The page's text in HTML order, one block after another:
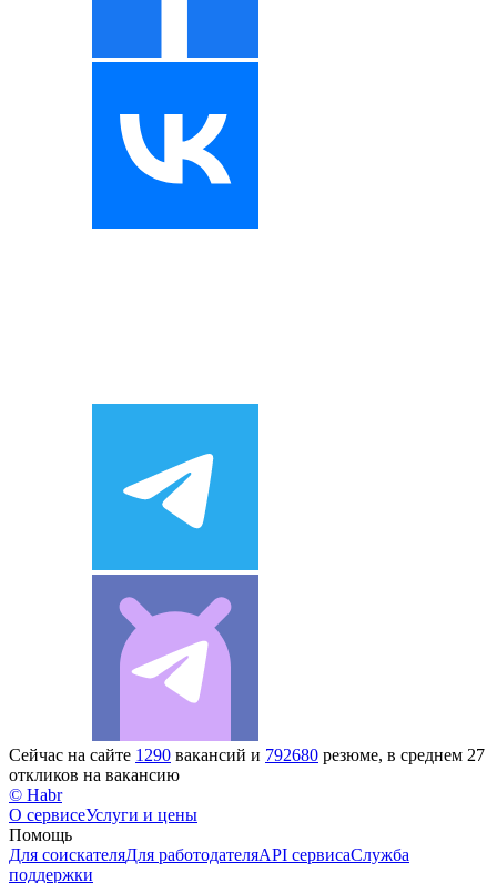
Сейчас на сайте 1290 вакансий и 792680 резюме, в среднем 27
откликов на вакансию
© Habr
О сервисеУслуги и цены
Помощь
Для соискателяДля работодателяAPI сервисаСлужба
поддержки